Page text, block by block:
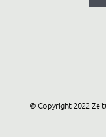
© Copyright 2022